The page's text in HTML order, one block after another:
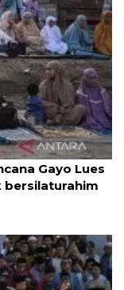
Gayo Lues
bersilaturahim